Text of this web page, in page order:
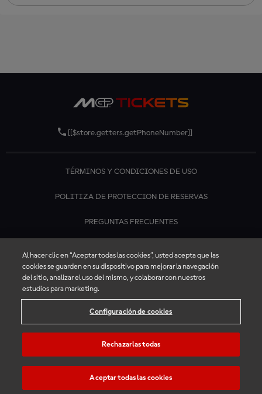
[[$store.getters.getPhoneNumber]]
TÉRMINOS Y CONDICIONES DE USO
POLITIZA DE PROTECCION DE RESERVAS
PREGUNTAS FRECUENTES
© 2026 Tienda Oficial de Entradas de MotoGP™. All rights reserved
Al hacer clic en “Aceptar todas las cookies”, usted acepta que las
cookies se guarden en su dispositivo para mejorar la navegación
del sitio, analizar el uso del mismo, y colaborar con nuestros
estudios para marketing.
Configuración de cookies
Rechazarlas todas
Aceptar todas las cookies